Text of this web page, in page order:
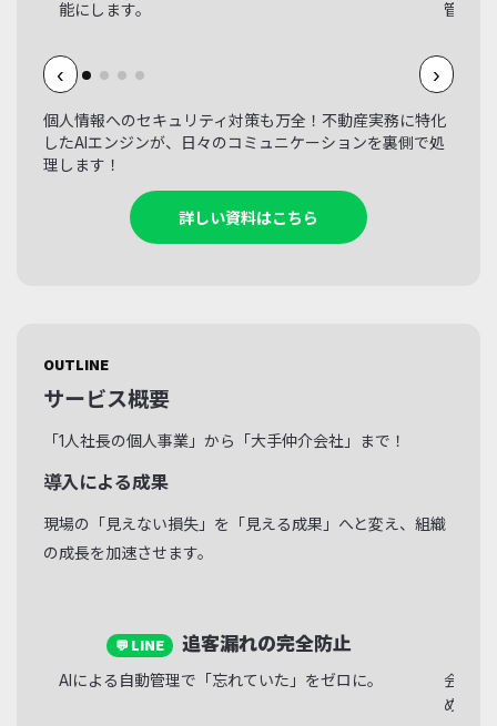
能にします。
管理ま
‹ ›
個人情報へのセキュリティ対策も万全！不動産実務に特化
したAIエンジンが、日々のコミュニケーションを裏側で処
理します！
詳しい資料はこちら
OUTLINE
サービス概要
「1人社長の個人事業」から「大手仲介会社」まで！
導入による成果
現場の「見えない損失」を「見える成果」へと変え、組織
の成長を加速させます。
💬 LINE 追客漏れの完全防止
AIによる自動管理で「忘れていた」をゼロに。
会話が
め、入